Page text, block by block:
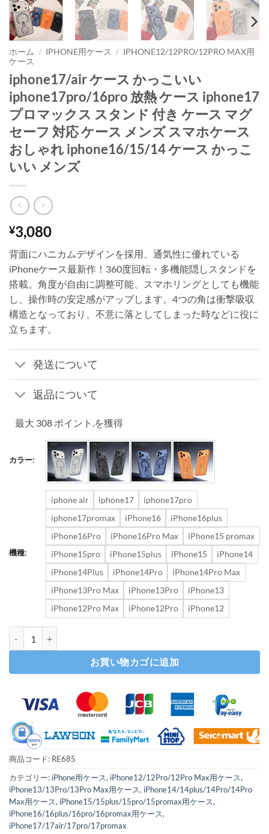
ホーム / IPHONE用ケース / IPHONE12/12PRO/12PRO MAX用
ケース
iphone17/air ケース かっこいい
iphone17pro/16pro 放熱 ケース iphone17
プロマックス スタンド 付き ケース マグ
セーフ 対応 ケース メンズ スマホケース
おしゃれ iphone16/15/14 ケース かっこ
いい メンズ
¥3,080
背面にハニカムデザインを採用、通気性に優れている
iPhoneケース最新作！360度回転・多機能隠しスタンドを
搭載。角度が自由に調整可能、スマホリングとしても機能
し、操作時の安定感がアップします。4つの角は衝撃吸収
構造となっており、不意に落としてしまった時などに役に
立ちます。
発送について
返品について
最大 308 ポイント.を獲得
カラー:
機種:
iphone air iphone17
iphone17pro
iphone17promax
iPhone16
iPhone16plus
iPhone16Pro
iPhone16Pro Max
iPhone15 promax
iPhone15pro
iPhone15plus iPhone15
iPhone14
iPhone14Plus
iPhone14Pro
iPhone14Pro Max
iPhone13Pro Max
iPhone13Pro
iPhone13
iPhone12Pro Max
iPhone12Pro iPhone12
お買い物カゴに追加
商品コード: RE685
カテゴリー: iPhone用ケース, iPhone12/12Pro/12Pro Max用ケース,
iPhone13/13Pro/13Pro Max用ケース, iPhone14/14plus/14Pro/14Pro
Max用ケース, iPhone15/15plus/15pro/15promax用ケース,
iPhone16/16plus/16pro/16promax用ケース,
iPhone17/17air/17pro/17promax